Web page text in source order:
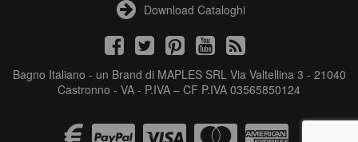
Download Cataloghi
Bagno Italiano - un Brand di MAPLES SRL Via Valtellina 3 - 21040
Castronno - VA - P.IVA – CF P.IVA 03565850124